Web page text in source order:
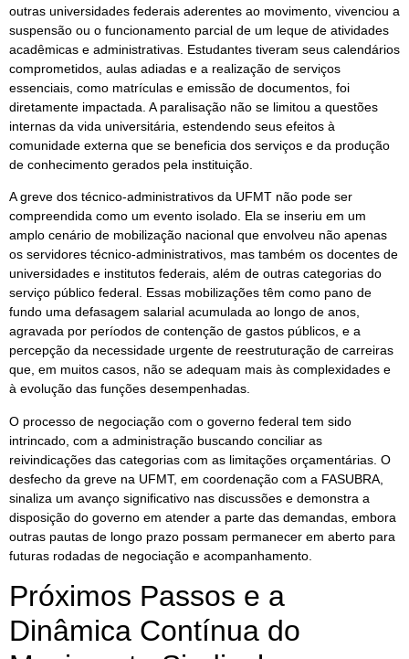
outras universidades federais aderentes ao movimento, vivenciou a
suspensão ou o funcionamento parcial de um leque de atividades
acadêmicas e administrativas. Estudantes tiveram seus calendários
comprometidos, aulas adiadas e a realização de serviços
essenciais, como matrículas e emissão de documentos, foi
diretamente impactada. A paralisação não se limitou a questões
internas da vida universitária, estendendo seus efeitos à
comunidade externa que se beneficia dos serviços e da produção
de conhecimento gerados pela instituição.
A greve dos técnico-administrativos da UFMT não pode ser
compreendida como um evento isolado. Ela se inseriu em um
amplo cenário de mobilização nacional que envolveu não apenas
os servidores técnico-administrativos, mas também os docentes de
universidades e institutos federais, além de outras categorias do
serviço público federal. Essas mobilizações têm como pano de
fundo uma defasagem salarial acumulada ao longo de anos,
agravada por períodos de contenção de gastos públicos, e a
percepção da necessidade urgente de reestruturação de carreiras
que, em muitos casos, não se adequam mais às complexidades e
à evolução das funções desempenhadas.
O processo de negociação com o governo federal tem sido
intrincado, com a administração buscando conciliar as
reivindicações das categorias com as limitações orçamentárias. O
desfecho da greve na UFMT, em coordenação com a FASUBRA,
sinaliza um avanço significativo nas discussões e demonstra a
disposição do governo em atender a parte das demandas, embora
outras pautas de longo prazo possam permanecer em aberto para
futuras rodadas de negociação e acompanhamento.
Próximos Passos e a
Dinâmica Contínua do